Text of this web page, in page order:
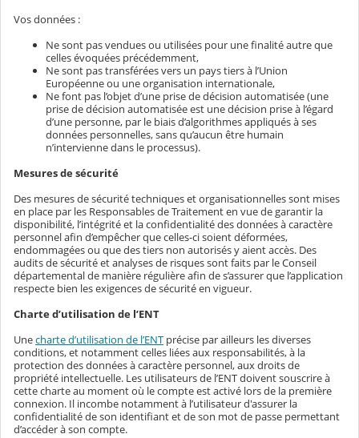
Vos données :
Ne sont pas vendues ou utilisées pour une finalité autre que
celles évoquées précédemment,
Ne sont pas transférées vers un pays tiers à l’Union
Européenne ou une organisation internationale,
Ne font pas l’objet d’une prise de décision automatisée (une
prise de décision automatisée est une décision prise à l’égard
d’une personne, par le biais d’algorithmes appliqués à ses
données personnelles, sans qu’aucun être humain
n’intervienne dans le processus).
Mesures de sécurité
Des mesures de sécurité techniques et organisationnelles sont mises
en place par les Responsables de Traitement en vue de garantir la
disponibilité, l’intégrité et la confidentialité des données à caractère
personnel afin d’empêcher que celles-ci soient déformées,
endommagées ou que des tiers non autorisés y aient accès. Des
audits de sécurité et analyses de risques sont faits par le Conseil
départemental de manière régulière afin de s’assurer que l’application
respecte bien les exigences de sécurité en vigueur.
Charte d’utilisation de l’ENT
Unecharte d’utilisation de l’ENT précise par ailleurs les diverses
conditions, et notamment celles liées aux responsabilités, à la
protection des données à caractère personnel, aux droits de
propriété intellectuelle. Les utilisateurs de l’ENT doivent souscrire à
cette charte au moment où le compte est activé lors de la première
connexion. Il incombe notamment à l’utilisateur d'assurer la
confidentialité de son identifiant et de son mot de passe permettant
d’accéder à son compte.